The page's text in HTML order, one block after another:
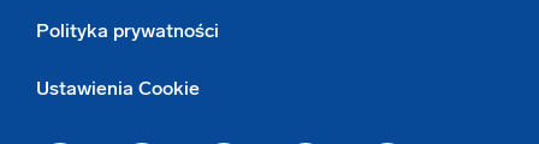
Polityka prywatności
Ustawienia Cookie